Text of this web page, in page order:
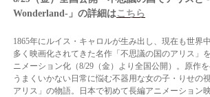
Wonderland-」の詳細はこちら
1865年にルイス・キャロルが生み出し、現在も世界
多く映画化されてきた名作「不思議の国のアリス」
ニメーション化（8/29（金）より全国公開）。 原作
うまくいかない日常に悩む不器用な女の子・りせの
アリス」の物語。日本で初めて長編アニメーション